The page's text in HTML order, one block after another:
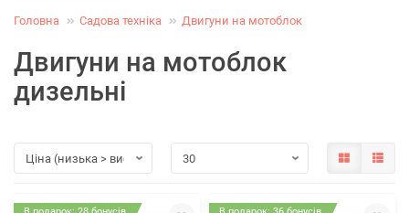
Головна Садова техніка Двигуни на мотоблок
Двигуни на мотоблок
дизельні